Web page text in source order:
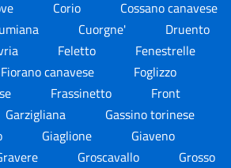
Corio
Cossano canavese
Cuorgne'
Druento
Feletto
Fenestrelle
Fiorano canavese
Foglizzo
Frassinetto
Front
Garzigliana
Gassino torinese
Giaglione
Giaveno
Groscavallo
Grosso